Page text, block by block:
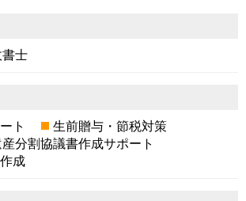
士
ト
生前贈与・節税対策
分割協議書作成サポート
成